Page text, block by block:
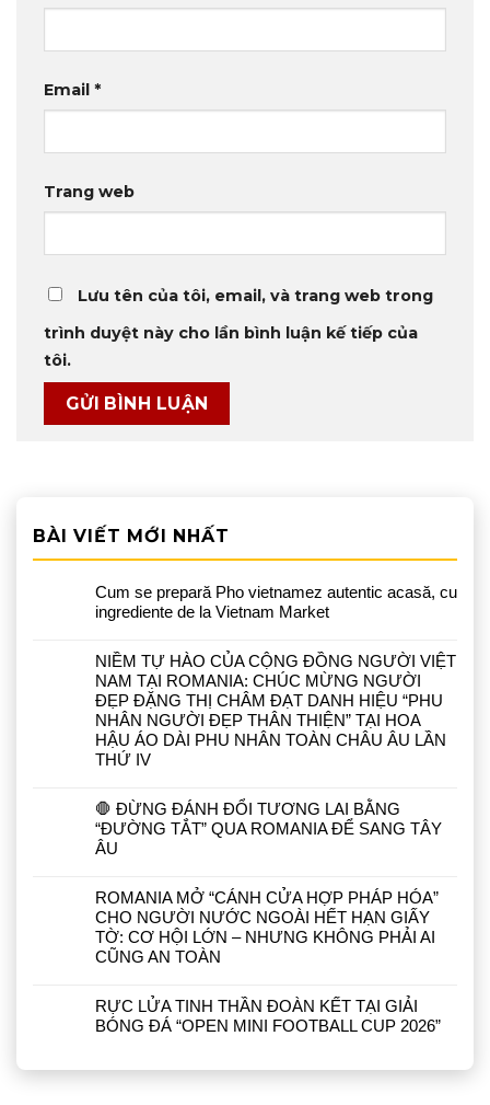
Email *
Trang web
Lưu tên của tôi, email, và trang web trong
trình duyệt này cho lần bình luận kế tiếp của
tôi.
BÀI VIẾT MỚI NHẤT
Cum se prepară Pho vietnamez autentic acasă, cu
ingrediente de la Vietnam Market
NIỀM TỰ HÀO CỦA CỘNG ĐỒNG NGƯỜI VIỆT
NAM TẠI ROMANIA: CHÚC MỪNG NGƯỜI
ĐẸP ĐẶNG THỊ CHÂM ĐẠT DANH HIỆU “PHU
NHÂN NGƯỜI ĐẸP THÂN THIỆN” TẠI HOA
HẬU ÁO DÀI PHU NHÂN TOÀN CHÂU ÂU LẦN
THỨ IV
🛑 ĐỪNG ĐÁNH ĐỔI TƯƠNG LAI BẰNG
“ĐƯỜNG TẮT” QUA ROMANIA ĐỂ SANG TÂY
ÂU
ROMANIA MỞ “CÁNH CỬA HỢP PHÁP HÓA”
CHO NGƯỜI NƯỚC NGOÀI HẾT HẠN GIẤY
TỜ: CƠ HỘI LỚN – NHƯNG KHÔNG PHẢI AI
CŨNG AN TOÀN
RỰC LỬA TINH THẦN ĐOÀN KẾT TẠI GIẢI
BÓNG ĐÁ “OPEN MINI FOOTBALL CUP 2026”